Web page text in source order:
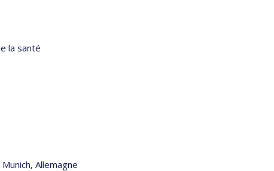
la santé
Allemagne